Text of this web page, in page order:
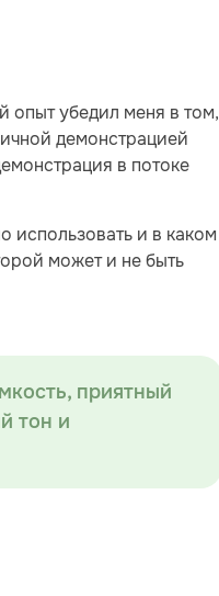
опыт убедил меня в том,
демонстрацией
в потоке
использовать и в каком
может и не быть
приятный
тон и